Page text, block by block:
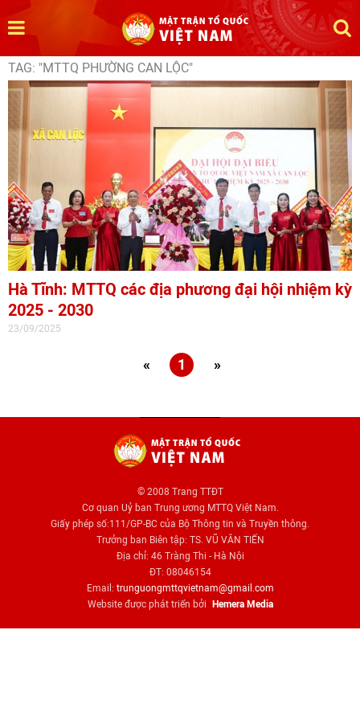
TAG: "MTTQ PHƯỜNG CAN LỘC"
Hà Tĩnh: MTTQ các địa phương đại hội nhiệm kỳ
2025 - 2030
23/09/2025
« 1 »
© 2008 Trang TTĐT
Cơ quan Uỷ ban Trung ương MTTQ Việt Nam.
Giấy phép số:111/GP-BC của Bộ Thông tin và Truyền thông.
Trưởng ban Biên tập: TS. VŨ VĂN TIẾN
Địa chỉ: 46 Tràng Thi - Hà Nội
ĐT: 08046154
Email: trunguongmttqvietnam@gmail.com
Website được phát triển bởi
Hemera Media